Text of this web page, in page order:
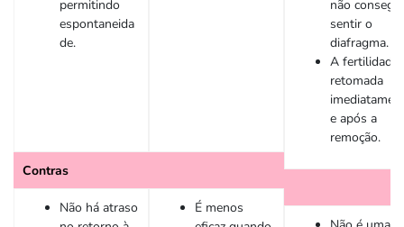
permitindo
espontaneida
de.
Contras
Não há atraso
É menos
não
sentir o
diafragma.
A fertilidade
retomada
e após a
remoção.